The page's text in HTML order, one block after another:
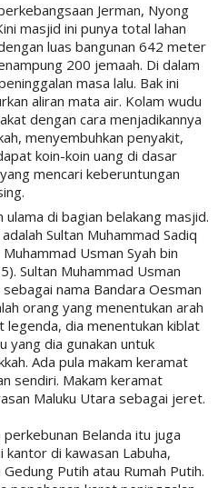
Jerman, Nyong
masjid ini punya total lahan
luas bangunan 642 meter
200 jemaah. Di dalam
masa lalu. Bak ini
aliran mata air. Kolam wudu
dengan cara menjadikannya
menyembuhkan penyakit,
koin-koin uang di dasar
mencari keberuntungan
di bagian belakang masjid.
Sultan Muhammad Sadiq
Usman Syah bin
Sultan Muhammad Usman
nama Bandara Oesman
orang yang menentukan arah
legenda, dia menentukan kiblat
yang dia gunakan untuk
Ada pula makam keramat
sendiri. Makam keramat
Maluku Utara sebagai jeret.
Belanda itu juga
di kawasan Labuha,
Putih atau Rumah Putih.